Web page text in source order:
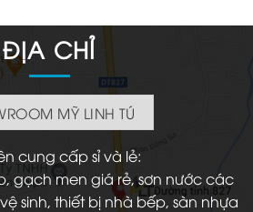
ĐỊA CHỈ
MỸ LINH TÚ
cung cấp sỉ và lẻ:
gạch men giá rẻ, sơn nước các
sinh, thiết bị nhà bếp, sàn nhựa